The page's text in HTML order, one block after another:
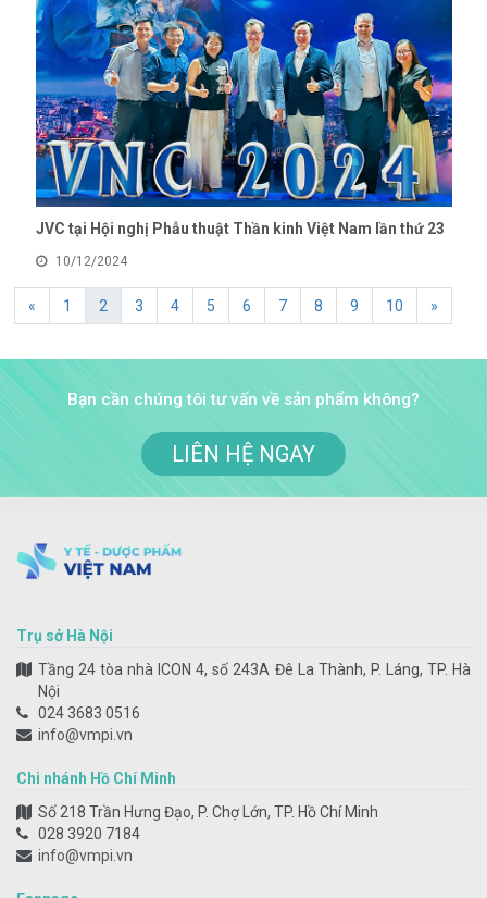
JVC tại Hội nghị Phẫu thuật Thần kinh Việt Nam lần thứ 23
10/12/2024
« 1 2 3 4 5 6 7 8 9 10 »
Bạn cần chúng tôi tư vấn về sản phẩm không?
LIÊN HỆ NGAY
Trụ sở Hà Nội
Tầng 24 tòa nhà ICON 4, số 243A Đê La Thành, P. Láng, TP. Hà
Nội
024 3683 0516
info@vmpi.vn
Chi nhánh Hồ Chí Minh
Số 218 Trần Hưng Đạo, P. Chợ Lớn, TP. Hồ Chí Minh
028 3920 7184
info@vmpi.vn